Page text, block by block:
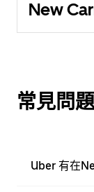
New
常見問題
Uber 有在